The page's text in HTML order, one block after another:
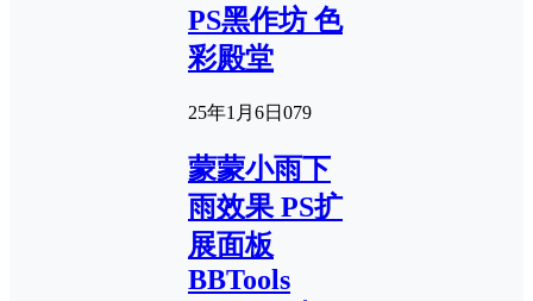
PS黑作坊 色
彩殿堂
25年1月6日 079
蒙蒙小雨下
雨效果 PS扩
展面板
BBTools